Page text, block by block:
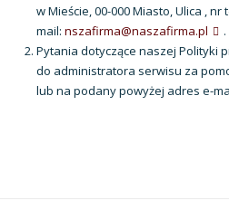
w Mieście, 00-000 Miasto, Ulica , nr
mail: nszafirma@naszafirma.pl
.
Pytania dotyczące naszej Polityki
do administratora serwisu za
lub na podany powyżej adres e-